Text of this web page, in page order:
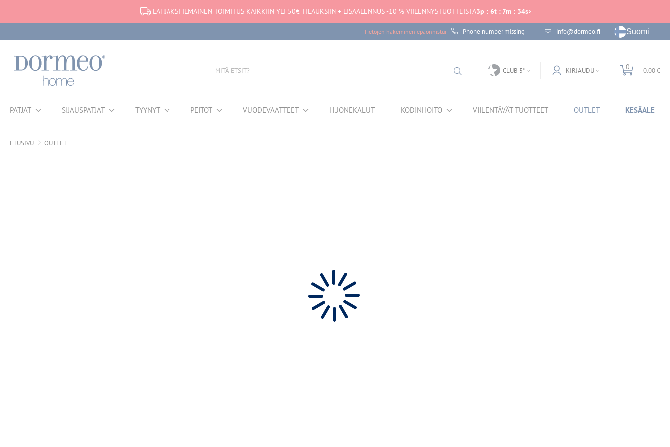
LAHJAKSI ILMAINEN TOIMITUS KAIKKIIN YLI 50€ TILAUKSIIN + LISÄALENNUS -10 % VIILENNYSTUOTTEISTA3p : 6t : 7m : 33s
Tietojen hakeminen epäonnistui Phone number missing info@dormeo.fi Suomi
CLUB 5* KIRJAUDU 0 0.00 €
PATJAT SIJAUSPATJAT TYYNYT PEITOT VUODEVAATTEET HUONEKALUT KODINHOITO VIILENTÄVÄT TUOTTEET OUTLET KESÄALE
ETUSIVU OUTLET